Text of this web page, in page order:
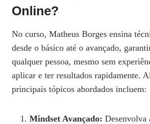
Online?
No curso, Matheus Borges ensina
desde o básico até o avançado,
qualquer pessoa, mesmo sem
aplicar e ter resultados rapidamente.
principais tópicos abordados incluem:
Mindset Avançado: Desenvolva